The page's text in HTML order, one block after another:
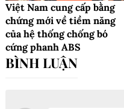
Việt Nam cung cấp bằng
chứng mới về tiềm năng
của hệ thống chống bó
cứng phanh ABS